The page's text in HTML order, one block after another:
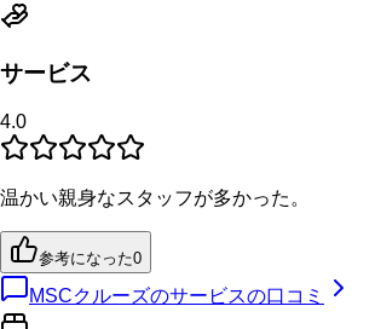
サービス
4.0
温かい親身なスタッフが多かった。
参考になった0
MSCクルーズのサービスの口コミ